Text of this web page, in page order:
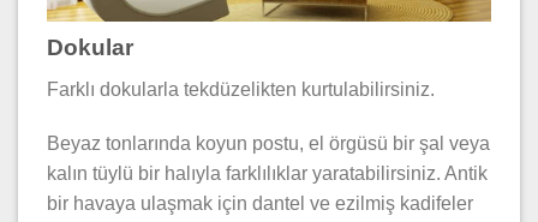
Dokular
Farklı dokularla tekdüzelikten kurtulabilirsiniz.
Beyaz tonlarında koyun postu, el örgüsü bir şal veya
kalın tüylü bir halıyla farklılıklar yaratabilirsiniz. Antik
bir havaya ulaşmak için dantel ve ezilmiş kadifeler